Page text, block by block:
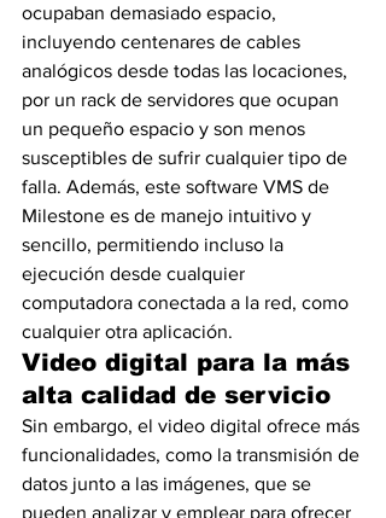
ocupaban demasiado espacio,
incluyendo centenares de cables
analógicos desde todas las locaciones,
por un rack de servidores que ocupan
un pequeño espacio y son menos
susceptibles de sufrir cualquier tipo de
falla. Además, este software VMS de
Milestone es de manejo intuitivo y
sencillo, permitiendo incluso la
ejecución desde cualquier
computadora conectada a la red, como
cualquier otra aplicación.
Video digital para la más
alta calidad de servicio
Sin embargo, el video digital ofrece más
funcionalidades, como la transmisión de
datos junto a las imágenes, que se
pueden analizar y emplear para ofrecer